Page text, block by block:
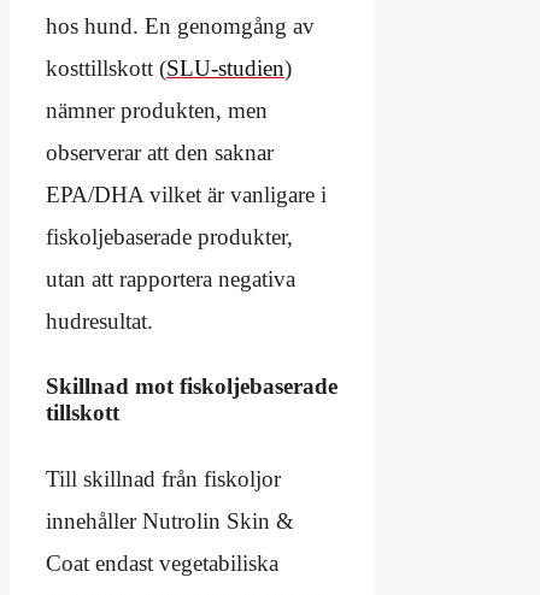
hos hund. En genomgång av
kosttillskott (SLU-studien)
nämner produkten, men
observerar att den saknar
EPA/DHA vilket är vanligare i
fiskoljebaserade produkter,
utan att rapportera negativa
hudresultat.
Skillnad mot fiskoljebaserade
tillskott
Till skillnad från fiskoljor
innehåller Nutrolin Skin &
Coat endast vegetabiliska